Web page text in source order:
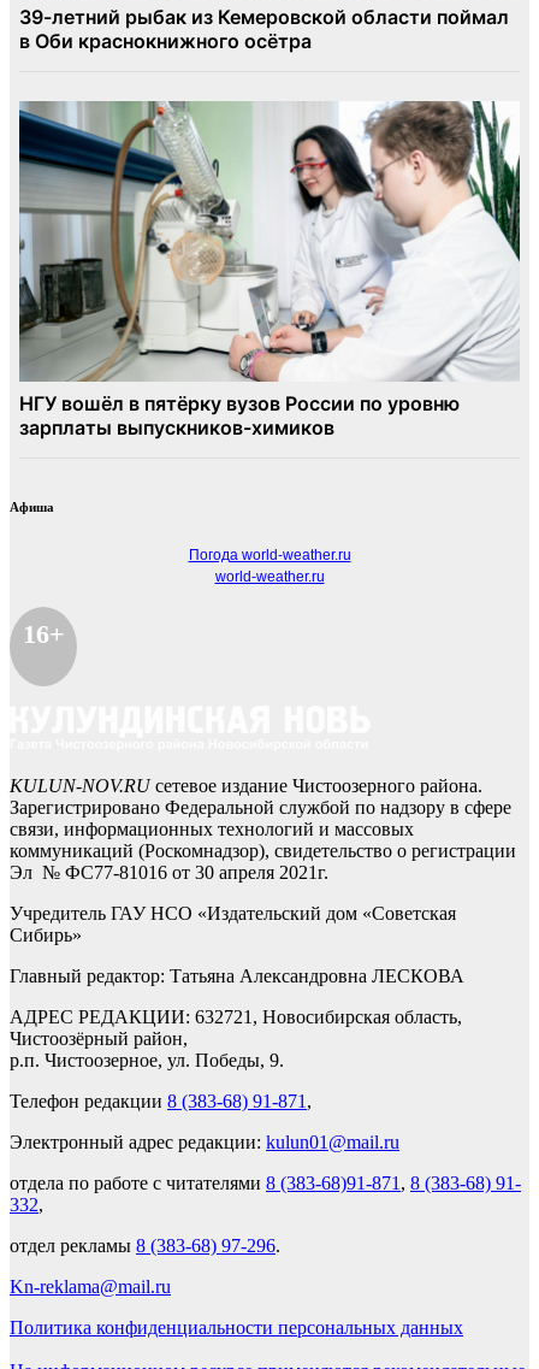
Афиша
Погода world-weather.ru
world-weather.ru
16+
KULUN-NOV.RUсетевое издание Чистоозерного района.
Зарегистрировано Федеральной службой по надзору в сфере
связи, информационных технологий и массовых
коммуникаций (Роскомнадзор), свидетельство о регистрации
Эл № ФС77-81016 от 30 апреля 2021г.
Учредитель ГАУ НСО «Издательский дом «Советская
Сибирь»
Главный редактор: Татьяна Александровна ЛЕСКОВА
АДРЕС РЕДАКЦИИ: 632721, Новосибирская область,
Чистоозёрный район,
р.п. Чистоозерное, ул. Победы, 9.
Телефон редакции 8 (383-68) 91-871 ,
Электронный адрес редакции: kulun01@mail.ru
отдела по работе с читателями 8 (383-68)91-871 , 8 (383-68) 91-
332,
отдел рекламы 8 (383-68) 97-296.
Kn-reklama@mail.ru
Политика конфиденциальности персональных данных